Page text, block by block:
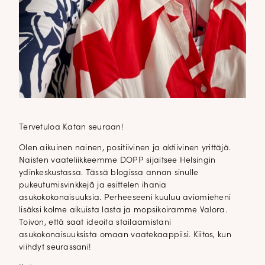
Tervetuloa Katan seuraan!
Olen aikuinen nainen, positiivinen ja aktiivinen yrittäjä.
Naisten vaateliikkeemme DOPP sijaitsee Helsingin
ydinkeskustassa. Tässä blogissa annan sinulle
pukeutumisvinkkejä ja esittelen ihania
asukokokonaisuuksia. Perheeseeni kuuluu aviomieheni
lisäksi kolme aikuista lasta ja mopsikoiramme Valora.
Toivon, että saat ideoita stailaamistani
asukokonaisuuksista omaan vaatekaappiisi. Kiitos, kun
viihdyt seurassani!